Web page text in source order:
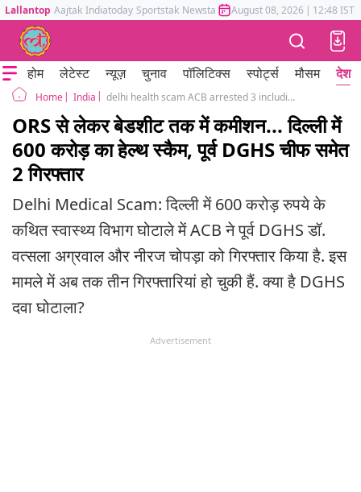
Lallantop Aajtak Indiatoday Sportstak Newstak Mumbai Tak Astrotak
August 08, 2026 | 12:48 IST
होम लेटेस्ट न्यूज़ चुनाव पॉलिटिक्स स्पोर्ट्स मौसम देश
Home India delhi health scam ACB arrested 3 including former DGHS chief 600 crore corruption
ORS से लेकर बेडशीट तक में कमीशन... दिल्ली में
600 करोड़ का हेल्थ स्कैम, पूर्व DGHS चीफ समेत
2 गिरफ्तार
Delhi Medical Scam: दिल्ली में 600 करोड़ रुपये के
कथित स्वास्थ्य विभाग घोटाले में ACB ने पूर्व DGHS डॉ.
वत्सला अग्रवाल और नीरज चोपड़ा को गिरफ्तार किया है. इस
मामले में अब तक तीन गिरफ्तारियां हो चुकी हैं. क्या है DGHS
दवा घोटाला?
Advertisement